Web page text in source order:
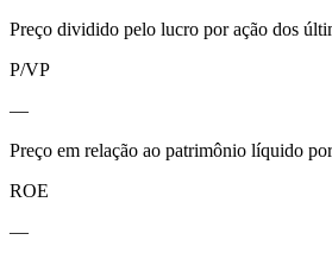
Preço dividido pelo lucro por ação dos
P/VP
—
Preço em relação ao patrimônio líquido
ROE
—